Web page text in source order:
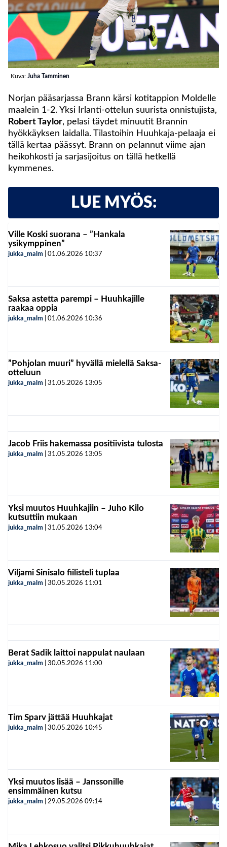
Kuva: Juha Tamminen
Norjan pääsarjassa Brann kärsi kotitappion Moldelle
maalein 1-2. Yksi Irlanti-ottelun suurista onnistujista,
Robert Taylor, pelasi täydet minuutit Brannin
hyökkäyksen laidalla. Tilastoihin Huuhkaja-pelaaja ei
tällä kertaa päässyt. Brann on pelannut viime ajan
heikohkosti ja sarjasijoitus on tällä hetkellä
kymmenes.
LUE MYÖS:
Ville Koski suorana – ”Hankala
ysikymppinen”
jukka_malm 01.06.2026 10:37
Saksa astetta parempi – Huuhkajille
raakaa oppia
jukka_malm 01.06.2026 10:36
”Pohjolan muuri” hyvällä mielellä Saksa-
otteluun
jukka_malm 31.05.2026 13:05
Jacob Friis hakemassa positiivista tulosta
jukka_malm 31.05.2026 13:05
Yksi muutos Huuhkajiin – Juho Kilo
kutsuttiin mukaan
jukka_malm 31.05.2026 13:04
Viljami Sinisalo fiilisteli tuplaa
jukka_malm 30.05.2026 11:01
Berat Sadik laittoi nappulat naulaan
jukka_malm 30.05.2026 11:00
Tim Sparv jättää Huuhkajat
jukka_malm 30.05.2026 10:45
Yksi muutos lisää – Janssonille
ensimmäinen kutsu
jukka_malm 29.05.2026 09:14